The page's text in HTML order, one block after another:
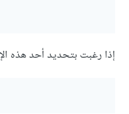
إذا رغبت بتحديد أحد هذه